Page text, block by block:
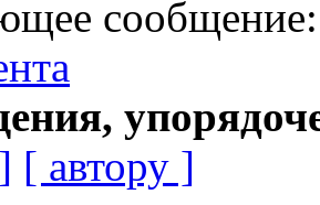
[ автору ]